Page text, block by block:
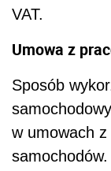
VAT.
Umowa z
Sposób
w umowach